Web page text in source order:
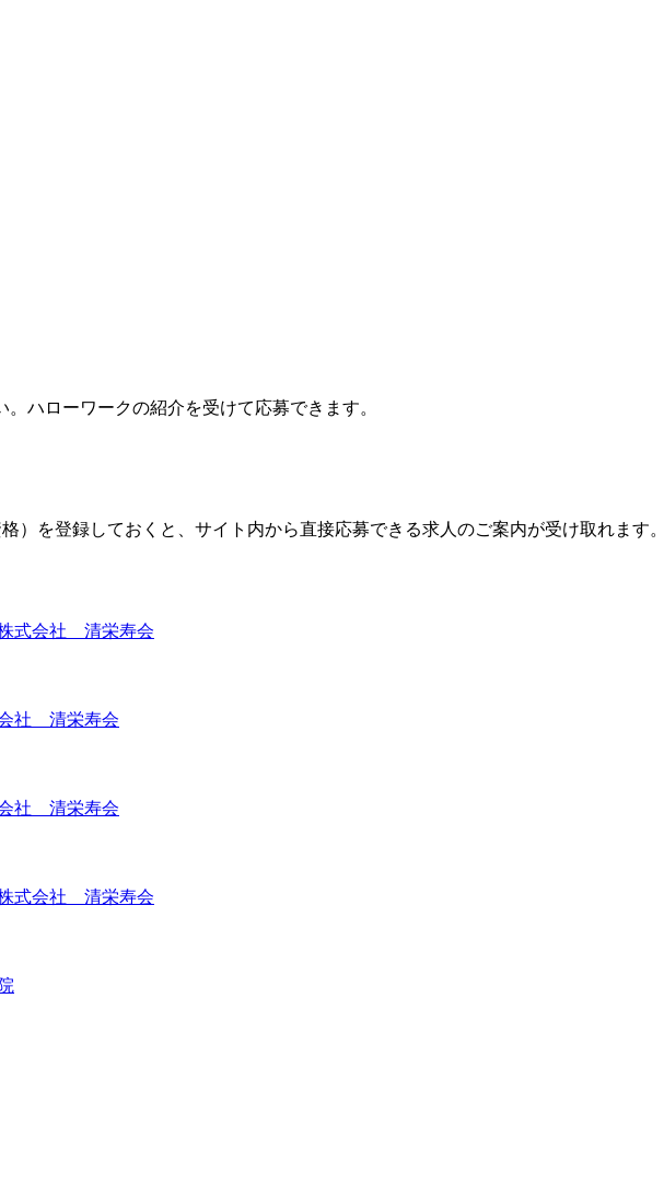
ハローワークの紹介を受けて応募できます。
）を登録しておくと、サイト内から直接応募できる求人のご案内が受け取れます。
式会社 清栄寿会
会社 清栄寿会
会社 清栄寿会
式会社 清栄寿会